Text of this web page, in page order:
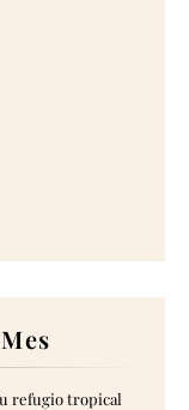
refugio tropical